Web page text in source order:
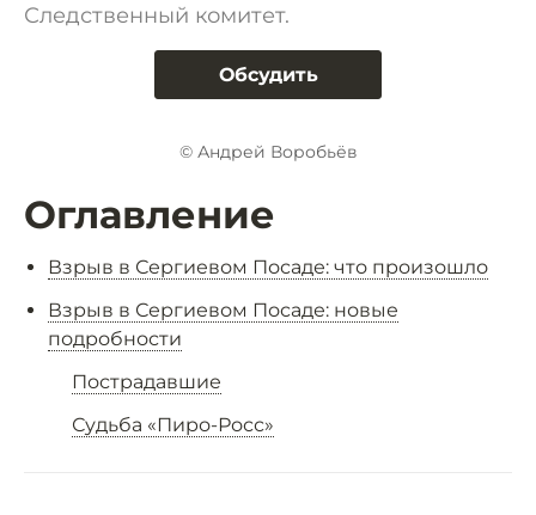
Следственный комитет.
Обсудить
© Андрей Воробьёв
Оглавление
Взрыв в Сергиевом Посаде: что произошло
Взрыв в Сергиевом Посаде: новые
подробности
Пострадавшие
Судьба «Пиро-Росс»